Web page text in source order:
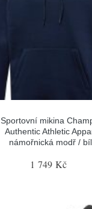
Sportovní mikina
Authentic Athletic
námořnická modř /
1 749 Kč